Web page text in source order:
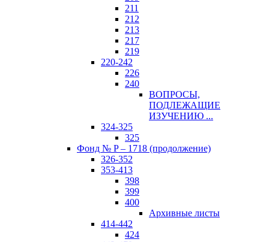
211
212
213
217
219
220-242
226
240
ВОПРОСЫ,
ПОДЛЕЖАЩИЕ
ИЗУЧЕНИЮ ...
324-325
325
Фонд № P – 1718 (продолжение)
326-352
353-413
398
399
400
Архивные листы
414-442
424